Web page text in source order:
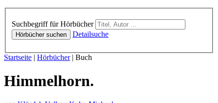
Suchbegriff für Hörbücher
Hörbücher suchen Detailsuche
Sie sind hier:
Startseite | Hörbücher| Buch
Himmelhorn.